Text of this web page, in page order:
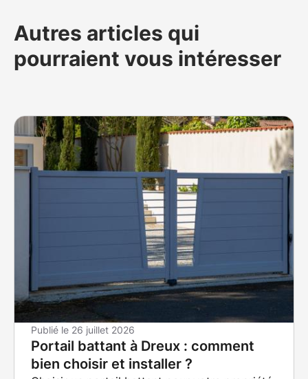
Autres articles qui
pourraient vous intéresser
Publié le 26 juillet 2026
Portail battant à Dreux : comment
bien choisir et installer ?